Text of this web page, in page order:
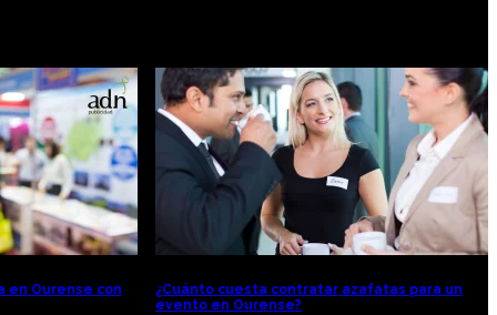
en Ourense con
¿Cuánto cuesta contratar azafatas para un
evento en Ourense?